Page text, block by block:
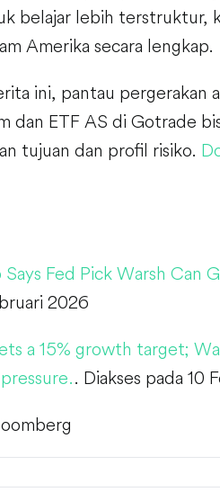
belajar lebih terstruktur,
Amerika secara lengkap.
ini, pantau pergerakan
dan ETF AS di Gotrade
tujuan dan profil risiko.
Says Fed Pick Warsh Can
2026
a 15% growth target;
. Diakses pada 10